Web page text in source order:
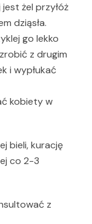
żel przyłóż
dziąsła.
go lekko
z drugim
i wypłukać
kobiety w
bieli, kurację
co 2-3
z